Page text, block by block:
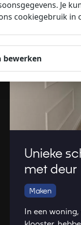
Unieke
met deur
Maken
In een
Je
cookiegebruik in
bewerken